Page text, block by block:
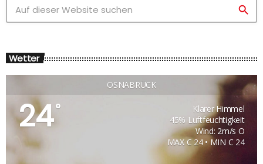
search
Wetter
OSNABRÜCK
24°
Klarer Himmel
45% Luftfeuchtigkeit
Wind: 2m/s O
MAX C 24 • MIN C 24